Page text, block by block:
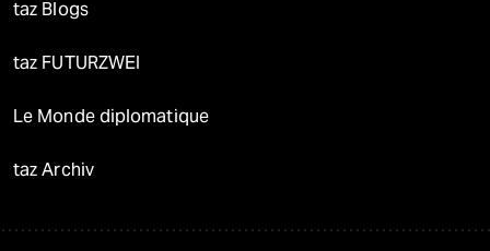
taz Blogs
taz FUTURZWEI
Le Monde diplomatique
taz Archiv